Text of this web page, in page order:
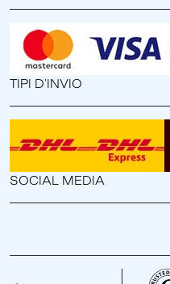
TIPI D'INVIO
SOCIAL MEDIA